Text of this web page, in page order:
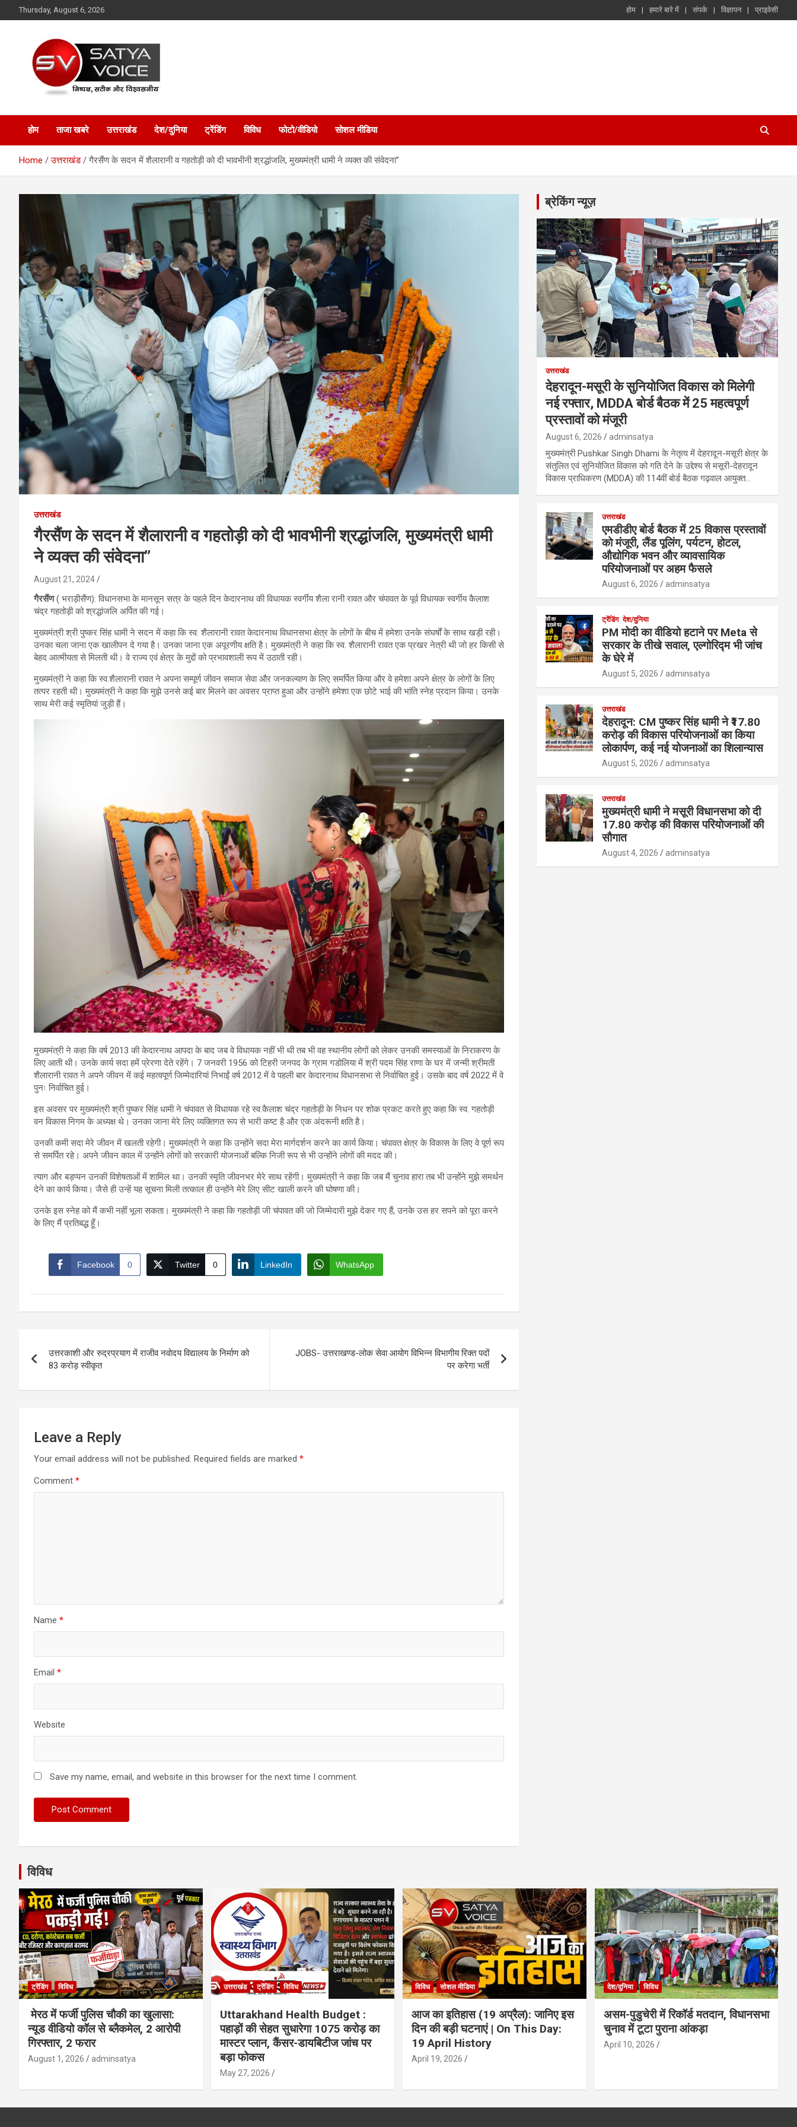
to
Thursday, August 6, 2026 होम हमारे बारे में संपर्क विज्ञापन प्राइवेसी
Satya Voice
होम ताजा खबरे उत्तराखंड देश/दुनिया ट्रेंडिंग विविध फोटो/वीडियो सोशल मीडिया
Home उत्तराखंड गैरसैंण के सदन में शैलारानी व गहतोड़ी को दी भावभीनी श्रद्धांजलि, मुख्यमंत्री धामी ने व्यक्त की संवेदना”
उत्तराखंड
गैरसैंण के सदन में शैलारानी व गहतोड़ी को दी भावभीनी श्रद्धांजलि, मुख्यमंत्री धामी
ने व्यक्त की संवेदना”
August 21, 2024
गैरसैंण( भराड़ीसैंण): विधानसभा के मानसून सत्र के पहले दिन केदारनाथ की विधायक स्वर्गीय शैला रानी रावत और चंपावत के पूर्व विधायक स्वर्गीय कैलाश
चंद्र गहतोड़ी को श्रद्धांजलि अर्पित की गई।
मुख्यमंत्री श्री पुष्कर सिंह धामी ने सदन में कहा कि स्व. शैलारानी रावत केदारनाथ विधानसभा क्षेत्र के लोगों के बीच में हमेशा उनके संघर्षों के साथ खड़ी रही।
उनका चला जाना एक खालीपन दे गया है। उनका जाना एक अपूरणीय क्षति है। मुख्यमंत्री ने कहा कि स्व. शैलारानी रावत एक प्रखर नेत्री थी जो हर किसी से
बेहद आत्मीयता से मिलती थी। वे राज्य एवं क्षेत्र के मुद्दों को प्रभावशाली रूप में उठाती रही।
मुख्यमंत्री ने कहा कि स्व.शैलारानी रावत ने अपना सम्पूर्ण जीवन समाज सेवा और जनकल्याण के लिए समर्पित किया और वे हमेशा अपने क्षेत्र के लोगों के लिए
तत्पर रहती थी। मुख्यमंत्री ने कहा कि मुझे उनसे कई बार मिलने का अवसर प्राप्त हुआ और उन्होंने हमेशा एक छोटे भाई की भांति स्नेह प्रदान किया। उनके
साथ मेरी कई स्मृतियां जुड़ी हैं।
मुख्यमंत्री ने कहा कि वर्ष 2013 की केदारनाथ आपदा के बाद जब वे विधायक नहीं भी थी तब भी वह स्थानीय लोगों को लेकर उनकी समस्याओं के निराकरण के
लिए आती थी। उनके कार्य सदा हमें प्रेरणा देते रहेंगे। 7 जनवरी 1956 को टिहरी जनपद के ग्राम गडोलिया में श्री पदम सिंह राणा के घर में जन्मी श्रीमती
शैलारानी रावत ने अपने जीवन में कई महत्वपूर्ण जिम्मेदारियां निभाईं वर्ष 2012 में वे पहली बार केदारनाथ विधानसभा से निर्वाचित हुई। उसके बाद वर्ष 2022 में वे
पुनः निर्वाचित हुई।
इस अवसर पर मुख्यमंत्री श्री पुष्कर सिंह धामी ने चंपावत से विधायक रहे स्व.कैलाश चंद्र गहतोड़ी के निधन पर शोक प्रकट करते हुए कहा कि स्व. गहतोड़ी
वन विकास निगम के अध्यक्ष थे। उनका जाना मेरे लिए व्यक्तिगत रूप से भारी कष्ट है और एक अंदरूनी क्षति है।
उनकी कमी सदा मेरे जीवन में खलती रहेगी। मुख्यमंत्री ने कहा कि उन्होंने सदा मेरा मार्गदर्शन करने का कार्य किया। चंपावत क्षेत्र के विकास के लिए वे पूर्ण रूप
से समर्पित रहे। अपने जीवन काल में उन्होंने लोगों को सरकारी योजनाओं बल्कि निजी रूप से भी उन्होंने लोगों की मदद की।
त्याग और बड़प्पन उनकी विशेषताओं में शामिल था। उनकी स्मृति जीवनभर मेरे साथ रहेंगी। मुख्यमंत्री ने कहा कि जब मैं चुनाव हारा तब भी उन्होंने मुझे समर्थन
देने का कार्य किया। जैसे ही उन्हें यह सूचना मिली तत्काल ही उन्होंने मेरे लिए सीट खाली करने की घोषणा की।
उनके इस स्नेह को मैं कभी नहीं भूला सकता। मुख्यमंत्री ने कहा कि गहतोड़ी जी चंपावत की जो जिम्मेदारी मुझे देकर गए हैं, उनके उस हर सपने को पूरा करने
के लिए मैं प्रतिबद्ध हूँ।
Facebook 0 Twitter 0 LinkedIn WhatsApp
navigation
उत्तरकाशी और रुद्रप्रयाग में राजीव नवोदय विद्यालय के निर्माण को
83 करोड़ स्वीकृत
JOBS- उत्तराखण्ड-लोक सेवा आयोग विभिन्न विभागीय रिक्त पदों
पर करेगा भर्ती
Leave a Reply
Your email address will not be published. Required fields are marked *
Comment *
Name *
Email *
Website
Save my name, email, and website in this browser for the next time I comment.
ब्रेकिंग न्यूज़
उत्तराखंड
देहरादून-मसूरी के सुनियोजित विकास को मिलेगी
नई रफ्तार, MDDA बोर्ड बैठक में 25 महत्वपूर्ण
प्रस्तावों को मंजूरी
August 6, 2026 adminsatya
मुख्यमंत्री Pushkar Singh Dhami के नेतृत्व में देहरादून-मसूरी क्षेत्र के
संतुलित एवं सुनियोजित विकास को गति देने के उद्देश्य से मसूरी-देहरादून
विकास प्राधिकरण (MDDA) की 114वीं बोर्ड बैठक गढ़वाल आयुक्त…
उत्तराखंड
एमडीडीए बोर्ड बैठक में 25 विकास प्रस्तावों
को मंजूरी, लैंड पूलिंग, पर्यटन, होटल,
औद्योगिक भवन और व्यावसायिक
परियोजनाओं पर अहम फैसले
August 6, 2026 adminsatya
ट्रेंडिंग देश/दुनिया
PM मोदी का वीडियो हटाने पर Meta से
सरकार के तीखे सवाल, एल्गोरिद्म भी जांच
के घेरे में
August 5, 2026 adminsatya
उत्तराखंड
देहरादून: CM पुष्कर सिंह धामी ने ₹17.80
करोड़ की विकास परियोजनाओं का किया
लोकार्पण, कई नई योजनाओं का शिलान्यास
August 5, 2026 adminsatya
उत्तराखंड
मुख्यमंत्री धामी ने मसूरी विधानसभा को दी
17.80 करोड़ की विकास परियोजनाओं की
सौगात
August 4, 2026 adminsatya
विविध
ट्रेंडिंग विविध
मेरठ में फर्जी पुलिस चौकी का खुलासा:
न्यूड वीडियो कॉल से ब्लैकमेल, 2 आरोपी
गिरफ्तार, 2 फरार
August 1, 2026 adminsatya
उत्तराखंड ट्रेंडिंग विविध
Uttarakhand Health Budget :
पहाड़ों की सेहत सुधारेगा 1075 करोड़ का
मास्टर प्लान, कैंसर-डायबिटीज जांच पर
बड़ा फोकस
May 27, 2026
विविध सोशल मीडिया
आज का इतिहास (19 अप्रैल): जानिए इस
दिन की बड़ी घटनाएं | On This Day:
19 April History
April 19, 2026
देश/दुनिया विविध
असम-पुडुचेरी में रिकॉर्ड मतदान, विधानसभा
चुनाव में टूटा पुराना आंकड़ा
April 10, 2026